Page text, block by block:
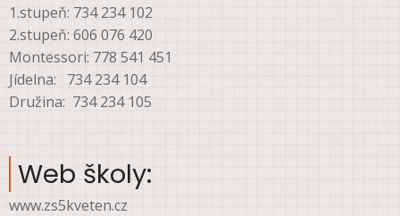
1.stupeň: 734 234 102
2.stupeň: 606 076 420
Montessori: 778 541 451
Jídelna: 734 234 104
Družina: 734 234 105
Web školy:
www.zs5kveten.cz